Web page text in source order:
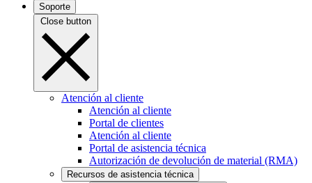
Soporte
Close button
Atención al cliente
Atención al cliente
Portal de clientes
Atención al cliente
Portal de asistencia técnica
Autorización de devolución de material (RMA)
Recursos de asistencia técnica